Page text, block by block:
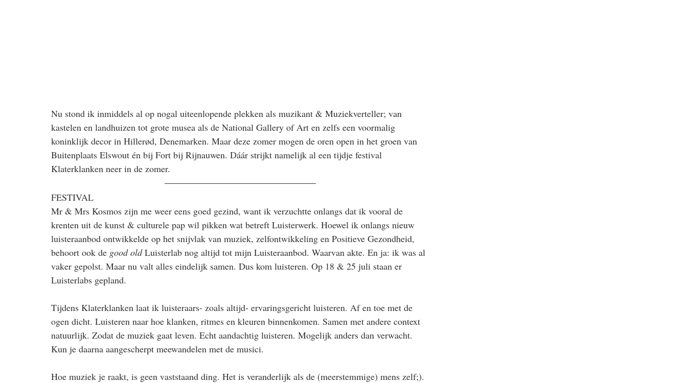
Nu stond ik inmiddels al op nogal uiteenlopende plekken als muzikant & Muziekverteller; van
kastelen en landhuizen tot grote musea als de National Gallery of Art en zelfs een voormalig
koninklijk decor in Hillerød, Denemarken. Maar deze zomer mogen de oren open in het groen van
Buitenplaats Elswout én bij Fort bij Rijnauwen. Dáár strijkt namelijk al een tijdje festival
Klaterklanken neer in de zomer.
FESTIVAL
Mr & Mrs Kosmos zijn me weer eens goed gezind, want ik verzuchtte onlangs dat ik vooral de
krenten uit de kunst & culturele pap wil pikken wat betreft Luisterwerk. Hoewel ik onlangs nieuw
luisteraanbod ontwikkelde op het snijvlak van muziek, zelfontwikkeling en Positieve Gezondheid,
behoort ook de good old Luisterlab nog altijd tot mijn Luisteraanbod. Waarvan akte. En ja: ik was al
vaker gepolst. Maar nu valt alles eindelijk samen. Dus kom luisteren. Op 18 & 25 juli staan er
Luisterlabs gepland.
Tijdens Klaterklanken laat ik luisteraars- zoals altijd- ervaringsgericht luisteren. Af en toe met de
ogen dicht. Luisteren naar hoe klanken, ritmes en kleuren binnenkomen. Samen met andere context
natuurlijk. Zodat de muziek gaat leven. Echt aandachtig luisteren. Mogelijk anders dan verwacht.
Kun je daarna aangescherpt meewandelen met de musici.
Hoe muziek je raakt, is geen vaststaand ding. Het is veranderlijk als de (meerstemmige) mens zelf;).